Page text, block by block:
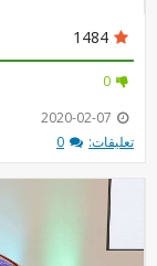
1484
0
2020-02-07
تعليقات:
0